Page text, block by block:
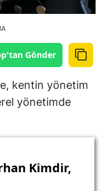
Gönder
kentin yönetim
yönetimde
Kimdir,